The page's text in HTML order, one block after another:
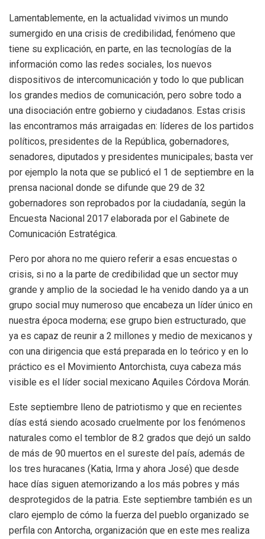
Lamentablemente, en la actualidad vivimos un mundo
sumergido en una crisis de credibilidad, fenómeno que
tiene su explicación, en parte, en las tecnologías de la
información como las redes sociales, los nuevos
dispositivos de intercomunicación y todo lo que publican
los grandes medios de comunicación, pero sobre todo a
una disociación entre gobierno y ciudadanos. Estas crisis
las encontramos más arraigadas en: líderes de los partidos
políticos, presidentes de la República, gobernadores,
senadores, diputados y presidentes municipales; basta ver
por ejemplo la nota que se publicó el 1 de septiembre en la
prensa nacional donde se difunde que 29 de 32
gobernadores son reprobados por la ciudadanía, según la
Encuesta Nacional 2017 elaborada por el Gabinete de
Comunicación Estratégica.
Pero por ahora no me quiero referir a esas encuestas o
crisis, si no a la parte de credibilidad que un sector muy
grande y amplio de la sociedad le ha venido dando ya a un
grupo social muy numeroso que encabeza un líder único en
nuestra época moderna; ese grupo bien estructurado, que
ya es capaz de reunir a 2 millones y medio de mexicanos y
con una dirigencia que está preparada en lo teórico y en lo
práctico es el Movimiento Antorchista, cuya cabeza más
visible es el líder social mexicano Aquiles Córdova Morán.
Este septiembre lleno de patriotismo y que en recientes
días está siendo acosado cruelmente por los fenómenos
naturales como el temblor de 8.2 grados que dejó un saldo
de más de 90 muertos en el sureste del país, además de
los tres huracanes (Katia, Irma y ahora José) que desde
hace días siguen atemorizando a los más pobres y más
desprotegidos de la patria. Este septiembre también es un
claro ejemplo de cómo la fuerza del pueblo organizado se
perfila con Antorcha, organización que en este mes realiza